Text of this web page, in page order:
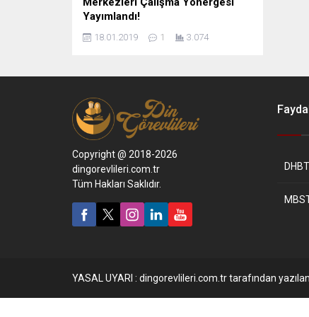
Yayımlandı!
18.01.2019 1 3.074
Copyright @ 2018-2026
dingorevlileri.com.tr
Tüm Hakları Saklıdır.
YASAL UYARI : dingorevlileri.com.tr tarafından